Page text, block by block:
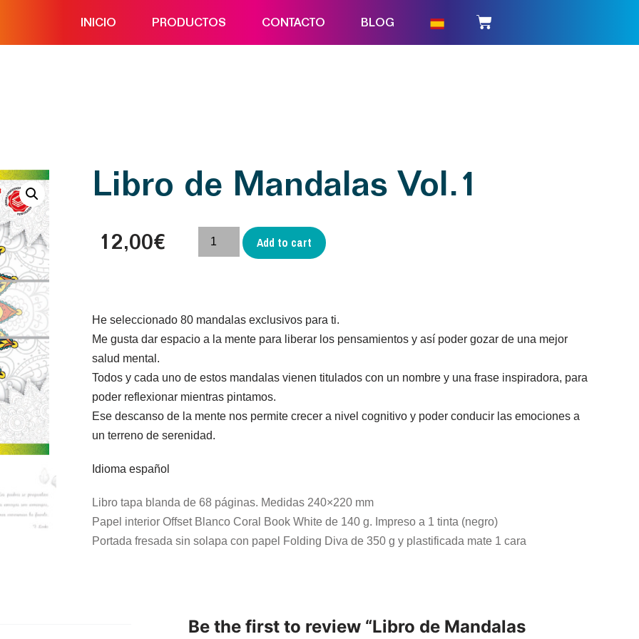
INICIO PRODUCTOS CONTACTO BLOG
Libro de Mandalas Vol.1
12,00€ Add to cart
He seleccionado 80 mandalas exclusivos para ti.
Me gusta dar espacio a la mente para liberar los pensamientos y así poder gozar de una mejor
salud mental.
Todos y cada uno de estos mandalas vienen titulados con un nombre y una frase inspiradora, para
poder reflexionar mientras pintamos.
Ese descanso de la mente nos permite crecer a nivel cognitivo y poder conducir las emociones a
un terreno de serenidad.
Idioma español
Libro tapa blanda de 68 páginas. Medidas 240×220 mm
Papel interior Offset Blanco Coral Book White de 140 g. Impreso a 1 tinta (negro)
Portada fresada sin solapa con papel Folding Diva de 350 g y plastificada mate 1 cara
Be the first to review “Libro de Mandalas